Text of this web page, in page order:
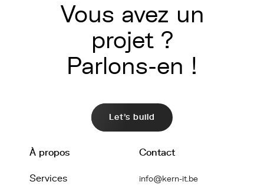
Vous avez un
projet ?
Parlons-en !
Let's build
À propos
Services
Contact
info@kern-it.be